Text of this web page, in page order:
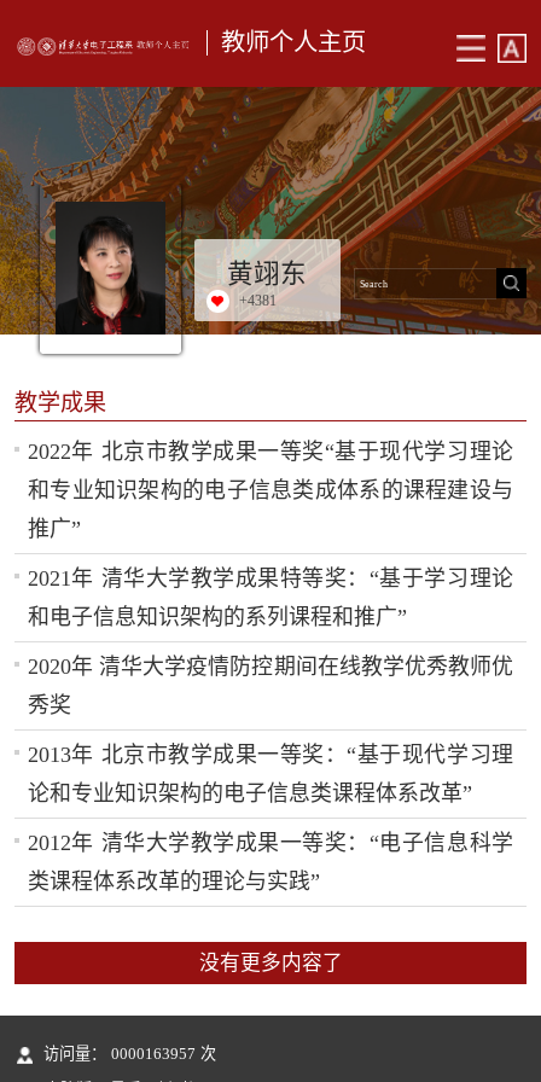
教师个人主页
黄翊东
+4381
教学成果
2022年 北京市教学成果一等奖“基于现代学习理论
和专业知识架构的电子信息类成体系的课程建设与
推广”
2021年 清华大学教学成果特等奖：“基于学习理论
和电子信息知识架构的系列课程和推广”
2020年 清华大学疫情防控期间在线教学优秀教师优
秀奖
2013年 北京市教学成果一等奖：“基于现代学习理
论和专业知识架构的电子信息类课程体系改革”
2012年 清华大学教学成果一等奖：“电子信息科学
类课程体系改革的理论与实践”
没有更多内容了
访问量： 0000163957 次